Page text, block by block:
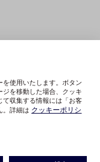
を使用いたします。ボタン
を移動した場合、クッキ
て収集する情報には「お客
。詳細は クッキーポリシ